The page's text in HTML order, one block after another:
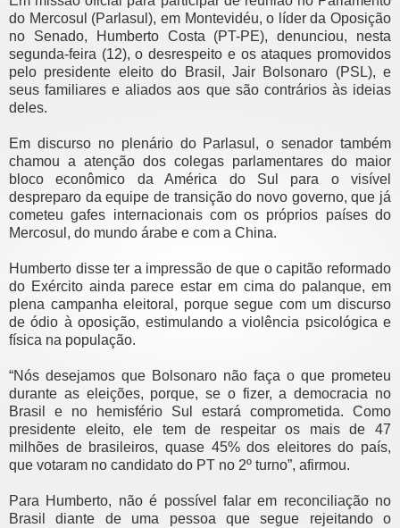
do Mercosul (Parlasul), em Montevidéu, o líder da Oposição
no Senado, Humberto Costa (PT-PE), denunciou, nesta
segunda-feira (12), o desrespeito e os ataques promovidos
pelo presidente eleito do Brasil, Jair Bolsonaro (PSL), e
seus familiares e aliados aos que são contrários às ideias
deles.
Em discurso no plenário do Parlasul, o senador também
chamou a atenção dos colegas parlamentares do maior
bloco econômico da América do Sul para o visível
despreparo da equipe de transição do novo governo, que já
cometeu gafes internacionais com os próprios países do
Mercosul, do mundo árabe e com a China.
Humberto disse ter a impressão de que o capitão reformado
do Exército ainda parece estar em cima do palanque, em
plena campanha eleitoral, porque segue com um discurso
de ódio à oposição, estimulando a violência psicológica e
física na população.
“Nós desejamos que Bolsonaro não faça o que prometeu
durante as eleições, porque, se o fizer, a democracia no
Brasil e no hemisfério Sul estará comprometida. Como
presidente eleito, ele tem de respeitar os mais de 47
milhões de brasileiros, quase 45% dos eleitores do país,
que votaram no candidato do PT no 2º turno”, afirmou.
Para Humberto, não é possível falar em reconciliação no
Brasil diante de uma pessoa que segue rejeitando o